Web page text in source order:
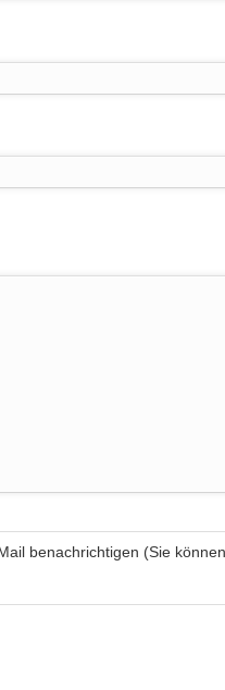
benachrichtigen (Sie